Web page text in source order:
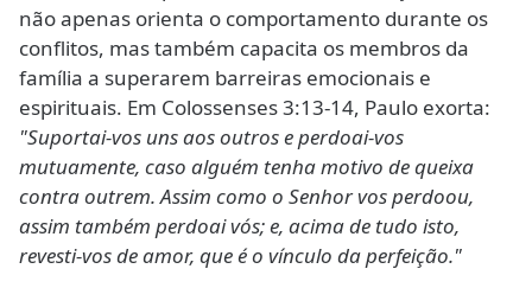
não apenas orienta o comportamento durante os
conflitos, mas também capacita os membros da
família a superarem barreiras emocionais e
espirituais. Em Colossenses 3:13-14, Paulo exorta:
"Suportai-vos uns aos outros e perdoai-vos
mutuamente, caso alguém tenha motivo de queixa
contra outrem. Assim como o Senhor vos perdoou,
assim também perdoai vós; e, acima de tudo isto,
revesti-vos de amor, que é o vínculo da perfeição."